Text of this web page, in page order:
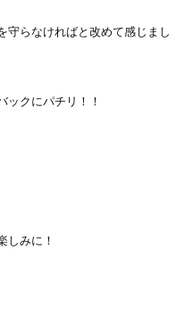
守らなければと改めて感じまし
ックにパチリ！！
しみに！